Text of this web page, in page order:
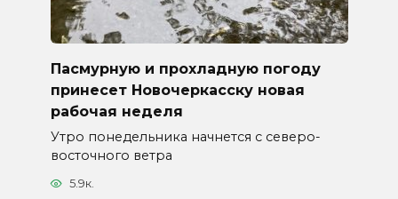
Пасмурную и прохладную погоду
принесет Новочеркасску новая
рабочая неделя
Утро понедельника начнется с северо-
восточного ветра
5.9к.